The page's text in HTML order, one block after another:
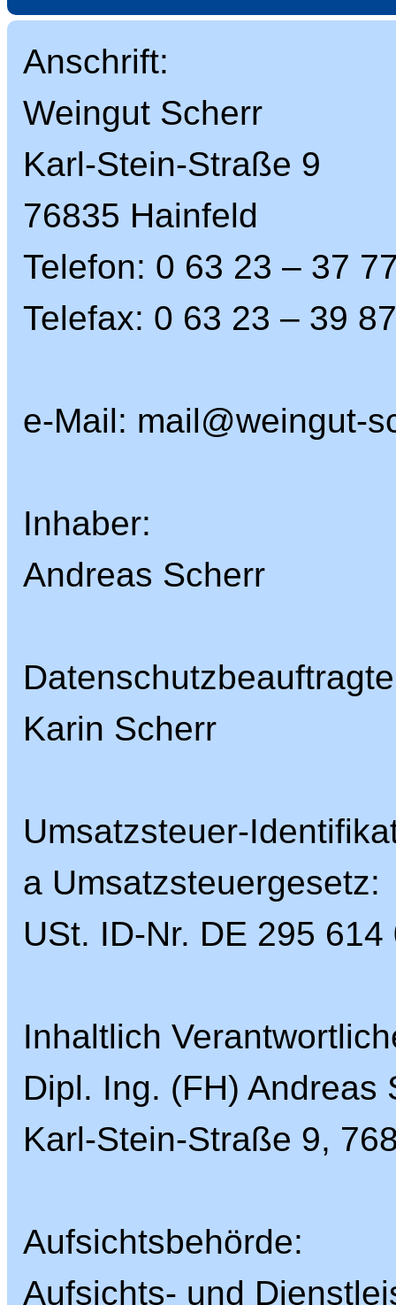
Anschrift:
Weingut Scherr
Karl-Stein-Straße 9
76835 Hainfeld
Telefon: 0 63 23 – 37
Telefax: 0 63 23 – 39 87
e-Mail: mail@weingut-
Inhaber:
Andreas Scherr
Karin Scherr
Umsatzsteuer-
a Umsatzsteuergesetz:
USt. ID-Nr. DE 295 614
Inhaltlich
Dipl. Ing. (FH) Andreas
Karl-Stein-Straße 9,
Aufsichtsbehörde:
Aufsichts- und